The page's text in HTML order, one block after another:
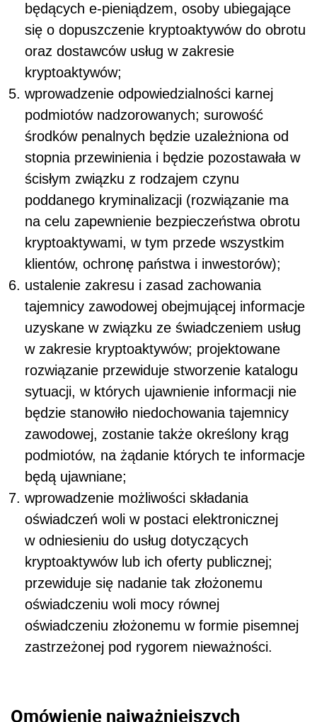
będących e-pieniądzem, osoby ubiegające
się o dopuszczenie kryptoaktywów do obrotu
oraz dostawców usług w zakresie
kryptoaktywów;
wprowadzenie odpowiedzialności karnej
podmiotów nadzorowanych; surowość
środków penalnych będzie uzależniona od
stopnia przewinienia i będzie pozostawała w
ścisłym związku z rodzajem czynu
poddanego kryminalizacji (rozwiązanie ma
na celu zapewnienie bezpieczeństwa obrotu
kryptoaktywami, w tym przede wszystkim
klientów, ochronę państwa i inwestorów);
ustalenie zakresu i zasad zachowania
tajemnicy zawodowej obejmującej informacje
uzyskane w związku ze świadczeniem usług
w zakresie kryptoaktywów; projektowane
rozwiązanie przewiduje stworzenie katalogu
sytuacji, w których ujawnienie informacji nie
będzie stanowiło niedochowania tajemnicy
zawodowej, zostanie także określony krąg
podmiotów, na żądanie których te informacje
będą ujawniane;
wprowadzenie możliwości składania
oświadczeń woli w postaci elektronicznej
w odniesieniu do usług dotyczących
kryptoaktywów lub ich oferty publicznej;
przewiduje się nadanie tak złożonemu
oświadczeniu woli mocy równej
oświadczeniu złożonemu w formie pisemnej
zastrzeżonej pod rygorem nieważności.
Omówienie najważniejszych